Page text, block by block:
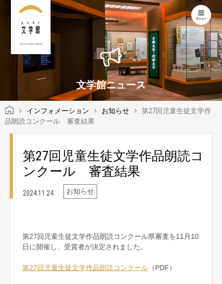
KOCHI LITERARY MUSEUM
文学館ニュース
インフォメーション お知らせ
第27回児童生徒文学作
品朗読コンクール 審査結果
第27回児童生徒文学作品朗読コ
ンクール 審査結果
2024.11.24 お知らせ
第27回児童生徒文学作品朗読コンクール県審査を11月10
日に開催し、受賞者が決定されました。
第27回児童生徒文学作品朗読コンクール（PDF）